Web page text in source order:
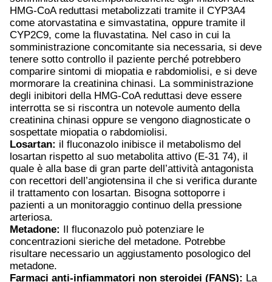
HMG-CoA reduttasi metabolizzati tramite il CYP3A4
come atorvastatina e simvastatina, oppure tramite il
CYP2C9, come la fluvastatina. Nel caso in cui la
somministrazione concomitante sia necessaria, si deve
tenere sotto controllo il paziente perché potrebbero
comparire sintomi di miopatia e rabdomiolisi, e si deve
mormorare la creatinina chinasi. La somministrazione
degli inibitori della HMG-CoA reduttasi deve essere
interrotta se si riscontra un notevole aumento della
creatinina chinasi oppure se vengono diagnosticate o
sospettate miopatia o rabdomiolisi.
Losartan: il fluconazolo inibisce il metabolismo del
losartan rispetto al suo metabolita attivo (E-31 74), il
quale è alla base di gran parte dell’attività antagonista
con recettori dell’angiotensina il che si verifica durante
il trattamento con losartan. Bisogna sottoporre i
pazienti a un monitoraggio continuo della pressione
arteriosa.
Metadone: Il fluconazolo può potenziare le
concentrazioni sieriche del metadone. Potrebbe
risultare necessario un aggiustamento posologico del
metadone.
Farmaci anti-infiammatori non steroidei (FANS): La